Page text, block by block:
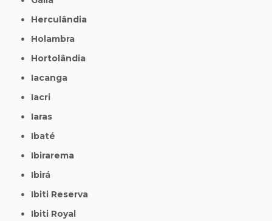
Herculândia
Holambra
Hortolândia
Iacanga
Iacri
Iaras
Ibaté
Ibirarema
Ibirá
Ibiti Reserva
Ibiti Royal